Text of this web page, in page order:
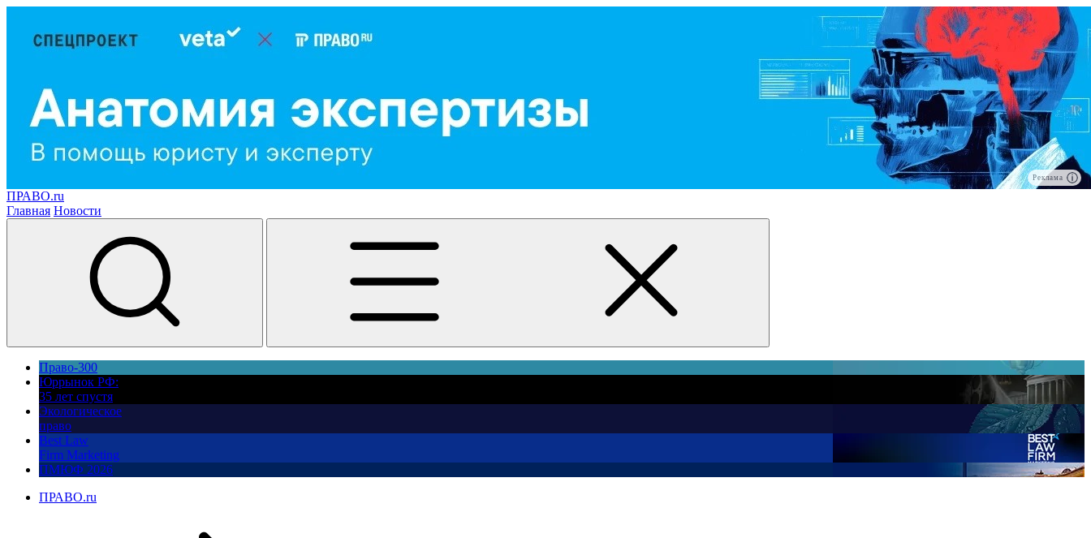
Реклама
ПРАВО.ru
Главная Новости
Право-300
Юррынок РФ:
35 лет спустя
Экологическое
право
Best Law
Firm Marketing
ПМЮФ 2026
ПРАВО.ru